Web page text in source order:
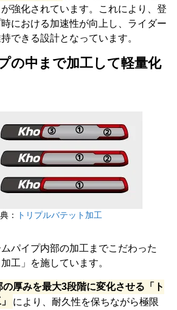
強化されています。これにより、登
における加速性が向上し、ライダー
できる設計となっています。
の中まで加工して軽量化
： トリプルバテット加工
パイプ内部の加工までこだわった
工」を施しています。
厚みを最大3段階に変化させる「ト
により、耐久性を保ちながら極限